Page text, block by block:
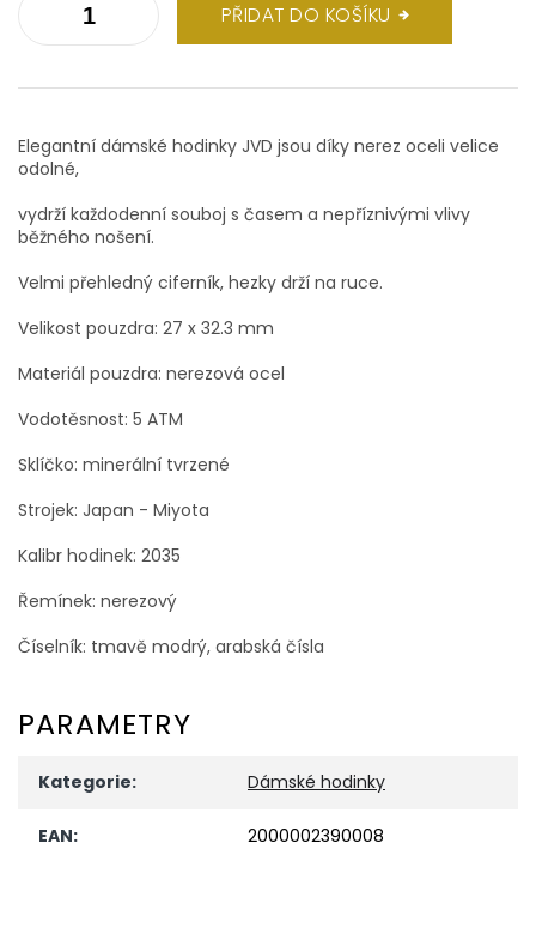
PŘIDAT DO KOŠÍKU
Elegantní dámské hodinky JVD jsou díky nerez oceli velice
odolné,
vydrží každodenní souboj s časem a nepříznivými vlivy
běžného nošení.
Velmi přehledný ciferník, hezky drží na ruce.
Velikost pouzdra: 27 x 32.3 mm
Materiál pouzdra: nerezová ocel
Vodotěsnost: 5 ATM
Sklíčko: minerální tvrzené
Strojek: Japan - Miyota
Kalibr hodinek: 2035
Řemínek: nerezový
Číselník: tmavě modrý, arabská čísla
PARAMETRY
Kategorie: Dámské hodinky
EAN: 2000002390008